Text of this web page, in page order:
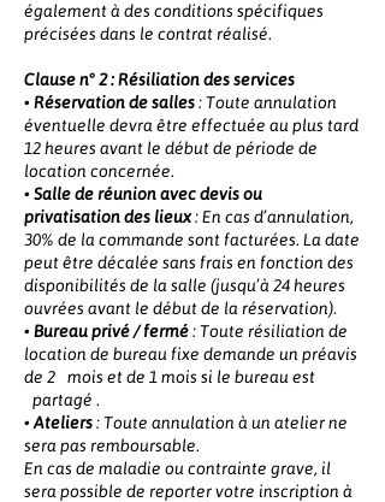
également à des conditions spécifiques
précisées dans le contrat réalisé.
Clause n° 2 : Résiliation des services
• Réservation de salles: Toute annulation
éventuelle devra être effectuée au plus tard
12 heures avant le début de période de
location concernée.
• Salle de réunion avec devis ou
privatisation des lieux: En cas d’annulation,
30% de la commande sont facturées. La date
peut être décalée sans frais en fonction des
disponibilités de la salle (jusqu’à 24 heures
ouvrées avant le début de la réservation).
• Bureau privé / fermé: Toute résiliation de
location de bureau fixe demande un préavis
de 2 mois et de 1 mois si le bureau est
partagé .
• Ateliers: Toute annulation à un atelier ne
sera pas remboursable.
En cas de maladie ou contrainte grave, il
sera possible de reporter votre inscription à